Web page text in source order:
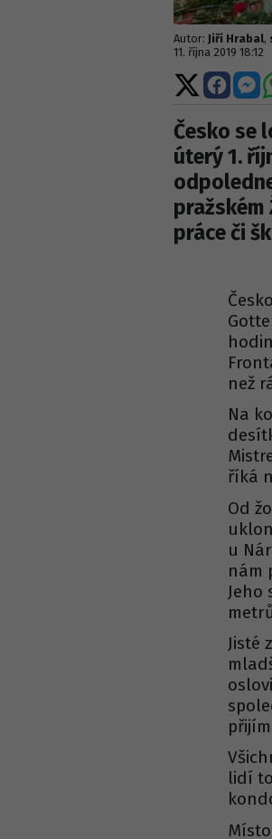
Autor: Jiří Hrabal,
11. října 2019 18:12
Sdílet
na
Sdílet
na
Česko se
úterý 1.
práce či
než
Na
říká
Od
u
nám
Jisté
lidí